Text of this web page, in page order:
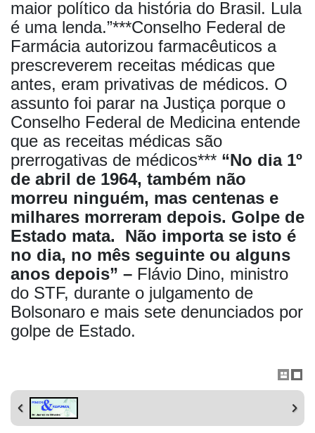
maior político da história do Brasil. Lula
é uma lenda.”***Conselho Federal de
Farmácia autorizou farmacêuticos a
prescreverem receitas médicas que
antes, eram privativas de médicos. O
assunto foi parar na Justiça porque o
Conselho Federal de Medicina entende
que as receitas médicas são
prerrogativas de médicos*** “No dia 1º
de abril de 1964, também não
morreu ninguém, mas centenas e
milhares morreram depois. Golpe de
Estado mata. Não importa se isto é
no dia, no mês seguinte ou alguns
anos depois” – Flávio Dino, ministro
do STF, durante o julgamento de
Bolsonaro e mais sete denunciados por
golpe de Estado.